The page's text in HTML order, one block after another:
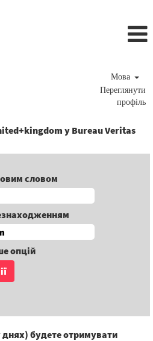
Мова
Переглянути
профіль
у Bureau Veritas
словом
опцій
днях) будете отримувати